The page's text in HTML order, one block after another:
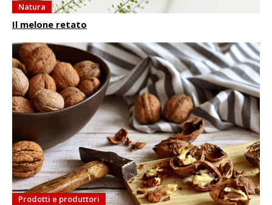
Natura
Il melone retato
Prodotti e produttori